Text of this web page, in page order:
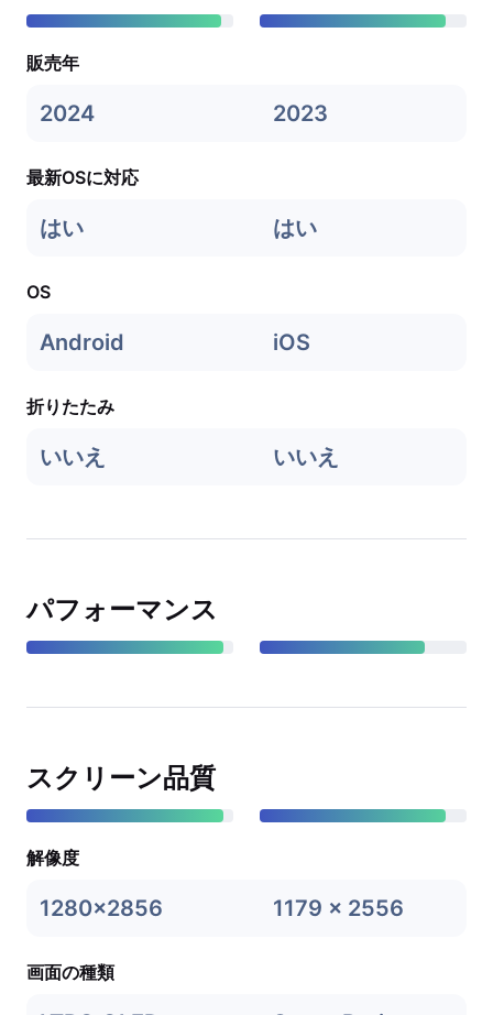
販売年
2024 2023
最新OSに対応
はい はい
OS
Android iOS
折りたたみ
いいえ いいえ
パフォーマンス
スクリーン品質
解像度
1280x2856 1179 x 2556
画面の種類